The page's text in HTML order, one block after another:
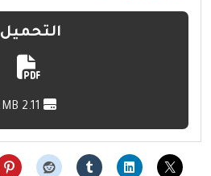
التحميل